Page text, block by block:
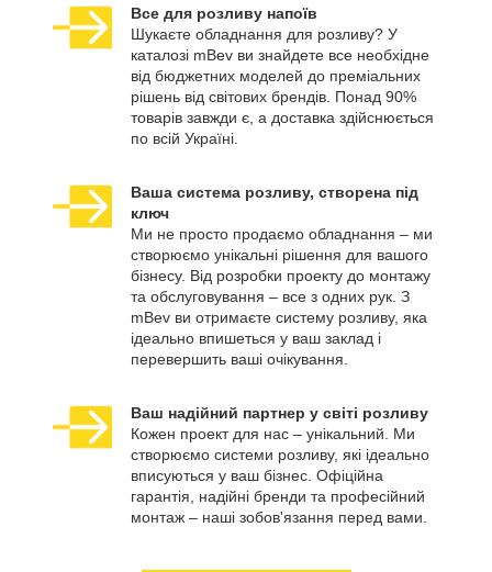
Все для розливу напоїв
Шукаєте обладнання для розливу? У
каталозі mBev ви знайдете все необхідне
від бюджетних моделей до преміальних
рішень від світових брендів. Понад 90%
товарів завжди є, а доставка здійснюється
по всій Україні.
Ваша система розливу, створена під
ключ
Ми не просто продаємо обладнання – ми
створюємо унікальні рішення для вашого
бізнесу. Від розробки проекту до монтажу
та обслуговування – все з одних рук. З
mBev ви отримаєте систему розливу, яка
ідеально впишеться у ваш заклад і
перевершить ваші очікування.
Ваш надійний партнер у світі розливу
Кожен проект для нас – унікальний. Ми
створюємо системи розливу, які ідеально
вписуються у ваш бізнес. Офіційна
гарантія, надійні бренди та професійний
монтаж – наші зобов'язання перед вами.